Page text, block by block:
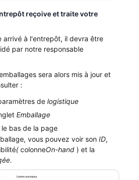
reçoive et traite votre
arrivé à l'entrepôt, il devra être
par notre responsable
sera alors mis à jour et
:
delogistique
Emballage
bas de la page
vous pouvez voir sonID,
(colonneOn-hand ) et la
.